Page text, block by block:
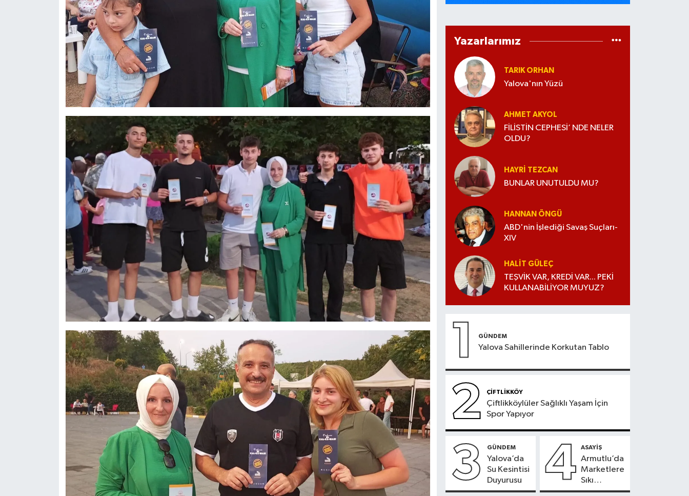
Yazarlarımız
TARIK ORHAN
Yalova'nın Yüzü
AHMET AKYOL
FİLİSTİN CEPHESİ’ NDE NELER
OLDU?
HAYRI TEZCAN
BUNLAR UNUTULDU MU?
HANNAN ÖNGÜ
ABD'nin İşlediği Savaş Suçları-
XIV
HALIT GÜLEÇ
TEŞVİK VAR, KREDİ VAR... PEKİ
KULLANABİLİYOR MUYUZ?
1 GÜNDEM
Yalova Sahillerinde Korkutan Tablo
2 ÇİFTLİKKÖY
Çiftlikköylüler Sağlıklı Yaşam İçin
Spor Yapıyor
3 GÜNDEM
Yalova’da
Su Kesintisi
Duyurusu
4 ASAYİŞ
Armutlu’da
Marketlere
Sıkı
Denetim